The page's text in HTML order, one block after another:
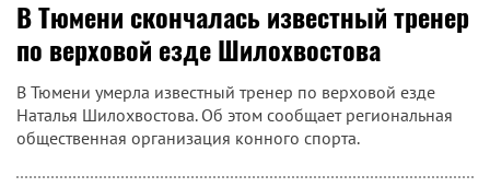
В Тюмени скончалась известный тренер
по верховой езде Шилохвостова
В Тюмени умерла известный тренер по верховой езде
Наталья Шилохвостова. Об этом сообщает региональная
общественная организация конного спорта.